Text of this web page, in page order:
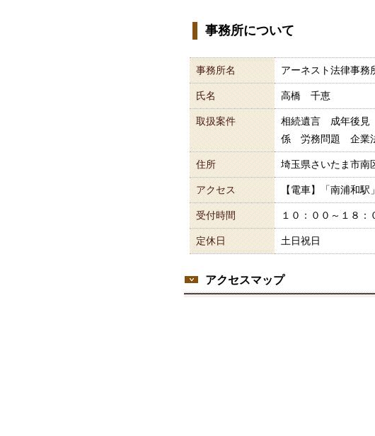
事務所について
事務所名 アーネスト法律事務
氏名 高橋 千恵
取扱案件
相続遺言 成年後
係 労務問題 企業
住所 埼玉県さいたま市南
アクセス 【電車】「南浦和
受付時間 １０：００～１８：
定休日 土日祝日
アクセスマップ